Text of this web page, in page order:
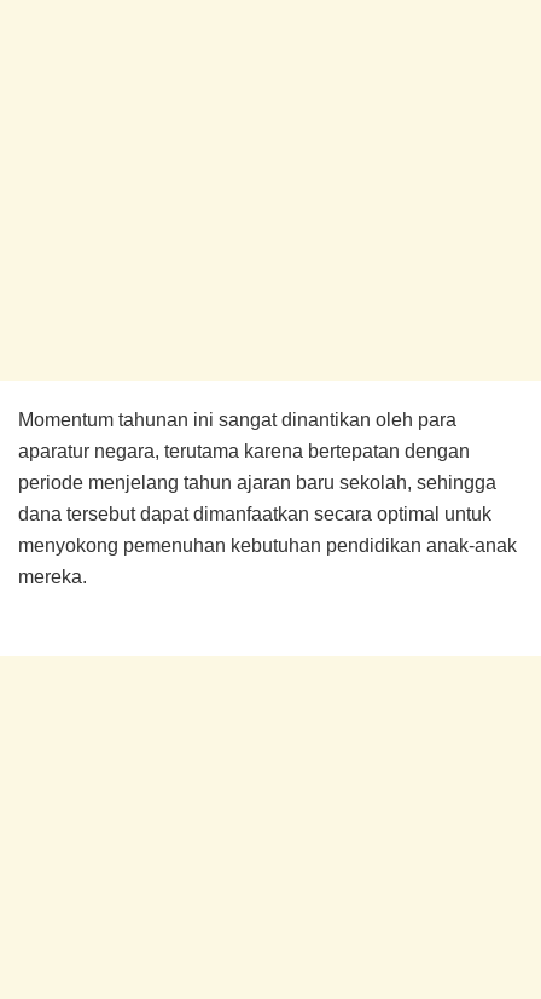
Momentum tahunan ini sangat dinantikan oleh para
aparatur negara, terutama karena bertepatan dengan
periode menjelang tahun ajaran baru sekolah, sehingga
dana tersebut dapat dimanfaatkan secara optimal untuk
menyokong pemenuhan kebutuhan pendidikan anak-anak
mereka.